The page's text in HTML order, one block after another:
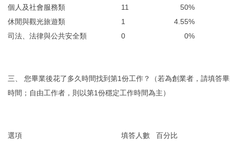
個人及社會服務類
11
50%
休閒與觀光旅遊類
1
4.55%
司法、法律與公共安全類
0 0%
三、 您畢業後花了多久時間找到第1份工作？（若為創業者，請填答
時間；自由工作者，則以第1份穩定工作時間為主）
選項 填答人數
百分比